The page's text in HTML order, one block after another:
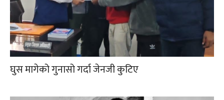
घुस मागेको गुनासो गर्दा जेनजी कुटिए